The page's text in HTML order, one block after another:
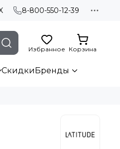
8-800-550-12-39
Избранное Корзина
СкидкиБренды